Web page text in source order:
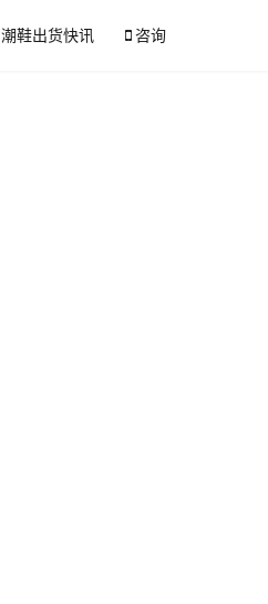
潮鞋出货快讯 咨询